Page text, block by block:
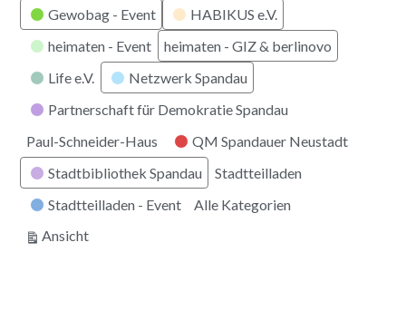
Gewobag - Event
HABIKUS e.V.
heimaten - Event
heimaten - GIZ & berlinovo
Life e.V.
Netzwerk Spandau
Partnerschaft für Demokratie Spandau
Paul-Schneider-Haus
QM Spandauer Neustadt
Stadtbibliothek Spandau
Stadtteilladen
Stadtteilladen - Event
Alle Kategorien
Ansichtausdrucken